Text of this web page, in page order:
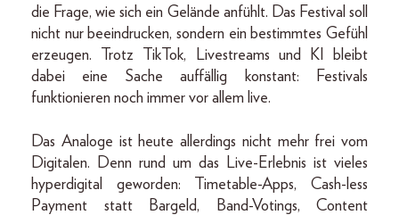
die Frage, wie sich ein Gelände anfühlt. Das Festival soll
nicht nur beeindrucken, sondern ein bestimmtes Gefühl
erzeugen. Trotz TikTok, Livestreams und KI bleibt
dabei eine Sache auffällig konstant: Festivals
funktionieren noch immer vor allem live.
Das Analoge ist heute allerdings nicht mehr frei vom
Digitalen. Denn rund um das Live-Erlebnis ist vieles
hyperdigital geworden: Timetable-Apps, Cash-less
Payment statt Bargeld, Band-Votings, Content